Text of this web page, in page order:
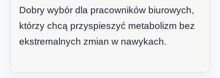
Dobry wybór dla pracowników biurowych,
którzy chcą przyspieszyć metabolizm bez
ekstremalnych zmian w nawykach.